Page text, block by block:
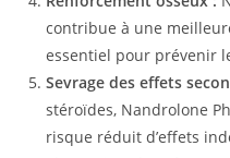
contribue à une
essentiel pour prévenir
Sevrage des effets
stéroïdes, Nandrolone
risque réduit d’effets